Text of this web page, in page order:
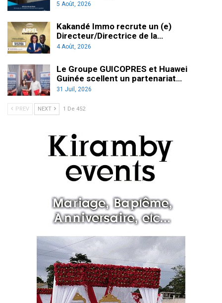
5 Août, 2026
Kakandé Immo recrute un (e)
Directeur/Directrice de la…
4 Août, 2026
Le Groupe GUICOPRES et Huawei
Guinée scellent un partenariat…
31 Juil, 2026
PREV NEXT 1 De 452